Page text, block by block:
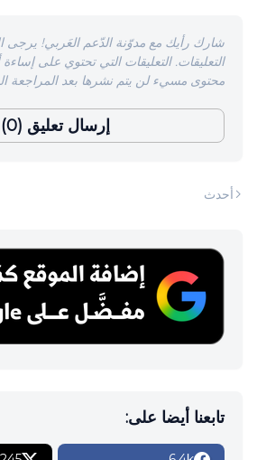
شارك رأيك مع مدوّنة الدّعم العَربي! يرجى
التعليقات. التعليقات التي تحتوي على إساءة
محتوى مسيء لن يتم نشرها بعد المراجعة
إرسال تعليق (0)
أحدث
تابعنا أيضا على: